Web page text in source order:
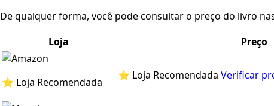
De qualquer forma, você pode consultar o preço do livro
Loja
Preço
⭐ Loja Recomendada
⭐ Loja Recomendada Verificar